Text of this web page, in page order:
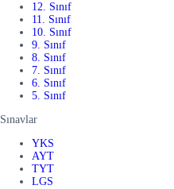
12. Sınıf
11. Sınıf
10. Sınıf
9. Sınıf
8. Sınıf
7. Sınıf
6. Sınıf
5. Sınıf
Sınavlar
YKS
AYT
TYT
LGS